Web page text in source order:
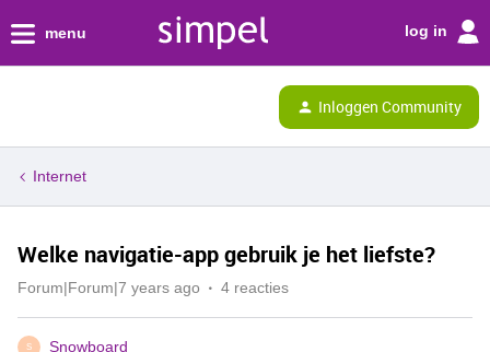
menu log in
Inloggen Community
Internet
Welke navigatie-app gebruik je het liefste?
Forum|Forum|7 years ago 4 reacties
S Snowboard